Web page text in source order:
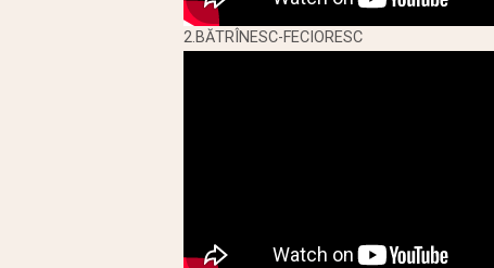
2.BĂTRÎNESC-FECIORESC